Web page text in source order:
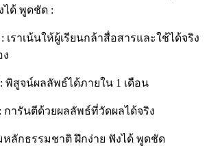
ได้ พูดชัด :
: เราเน้นให้ผู้เรียนกล้าสื่อสารและใช้ได้จริง
: พิสูจน์ผลลัพธ์ได้ภายใน 1 เดือน
: การันตีด้วยผลลัพธ์ที่วัดผลได้จริง
หลักธรรมชาติ ฝึกง่าย ฟังได้ พูดชัด